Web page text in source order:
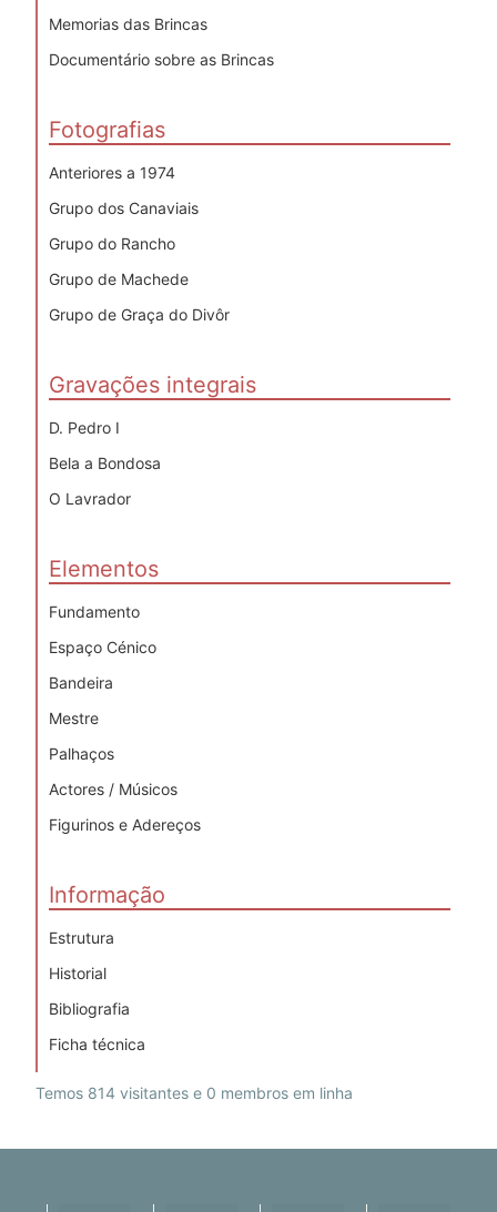
Memorias das Brincas
Documentário sobre as Brincas
Fotografias
Anteriores a 1974
Grupo dos Canaviais
Grupo do Rancho
Grupo de Machede
Grupo de Graça do Divôr
Gravações integrais
D. Pedro I
Bela a Bondosa
O Lavrador
Elementos
Fundamento
Espaço Cénico
Bandeira
Mestre
Palhaços
Actores / Músicos
Figurinos e Adereços
Informação
Estrutura
Historial
Bibliografia
Ficha técnica
Temos 814 visitantes e 0 membros em linha